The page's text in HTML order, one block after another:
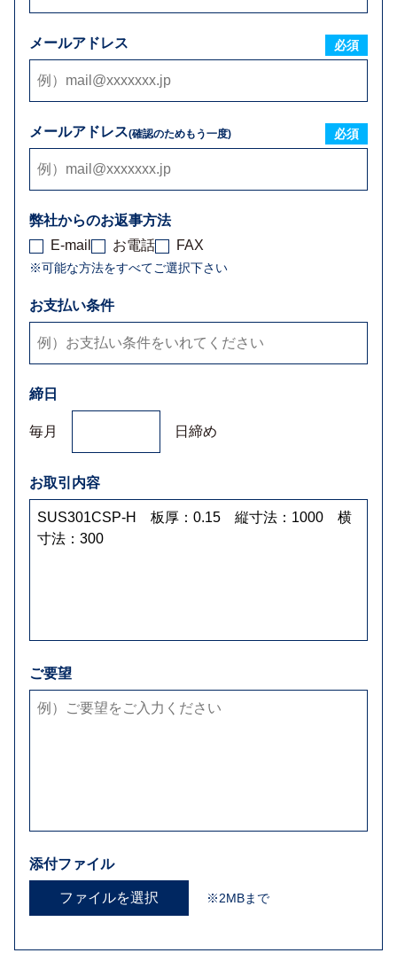
メールアドレス 必須
メールアドレス(確認のためもう一度) 必須
弊社からのお返事方法
E-mail
お電話 FAX
※可能な方法をすべてご選択下さい
お支払い条件
締日
毎月 日締め
お取引内容
ご要望
添付ファイル
ファイルを選択 ※2MBまで